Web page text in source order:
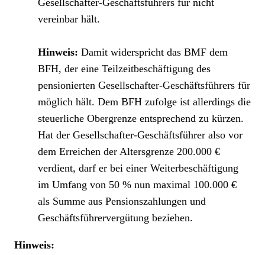
Gesellschafter-Geschäftsführers für nicht
vereinbar hält.
Hinweis: Damit widerspricht das BMF dem
BFH, der eine Teilzeitbeschäftigung des
pensionierten Gesellschafter-Geschäftsführers für
möglich hält. Dem BFH zufolge ist allerdings die
steuerliche Obergrenze entsprechend zu kürzen.
Hat der Gesellschafter-Geschäftsführer also vor
dem Erreichen der Altersgrenze 200.000 €
verdient, darf er bei einer Weiterbeschäftigung
im Umfang von 50 % nun maximal 100.000 €
als Summe aus Pensionszahlungen und
Geschäftsführervergütung beziehen.
Hinweis: